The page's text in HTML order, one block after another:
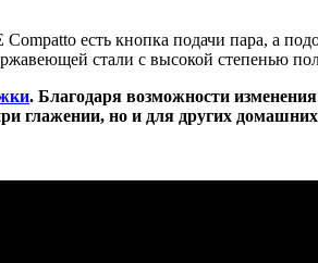
есть кнопка подачи пара, а
стали с высокой степенью
. Благодаря возможности
глажении, но и для других